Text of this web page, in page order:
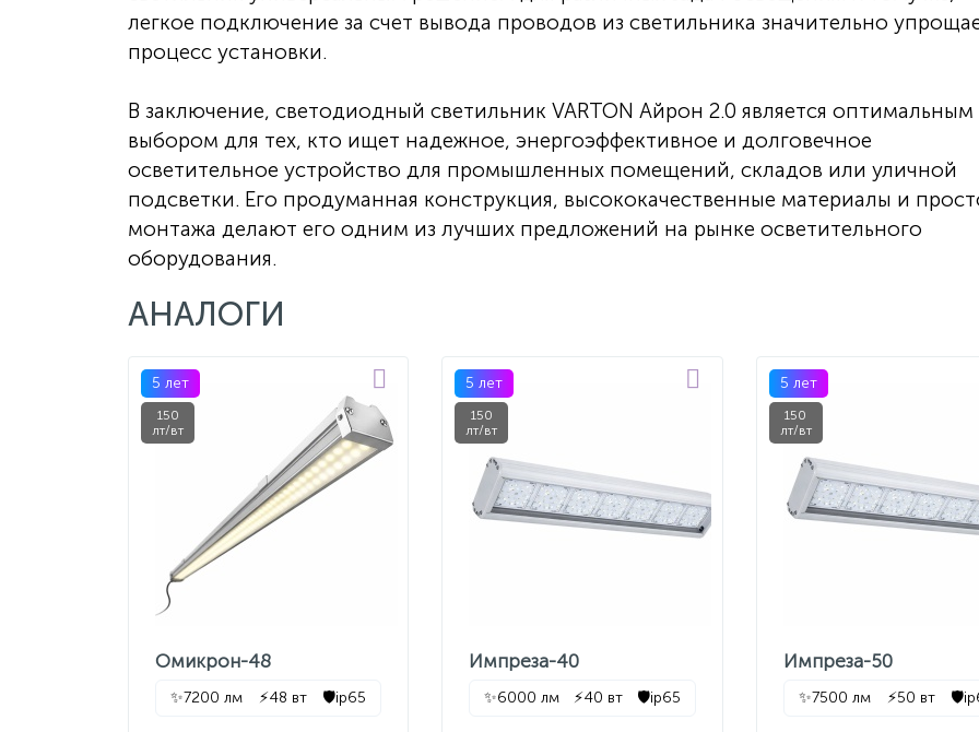
легкое подключение за счет вывода проводов из светильника значительно
процесс установки.
В заключение, светодиодный светильник VARTON Айрон 2.0 является оптимальным
выбором для тех, кто ищет надежное, энергоэффективное и долговечное
осветительное устройство для промышленных помещений, складов или уличной
подсветки. Его продуманная конструкция, высококачественные материалы и
монтажа делают его одним из лучших предложений на рынке осветительного
оборудования.
АНАЛОГИ
5 лет
150
лт/вт
Омикрон-48
✨7200 лм ⚡48 вт 🛡️ip65
5 лет
150
лт/вт
Импреза-40
✨6000 лм ⚡40 вт 🛡️ip65
5 лет
150
лт/вт
Импреза-50
✨7500 лм ⚡50 вт 🛡️